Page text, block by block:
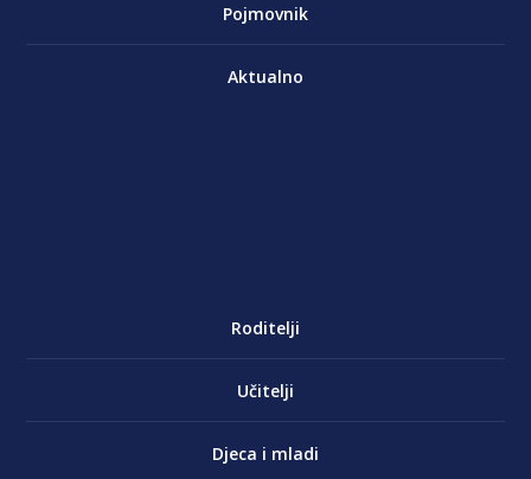
Pojmovnik
Aktualno
Roditelji
Učitelji
Djeca i mladi